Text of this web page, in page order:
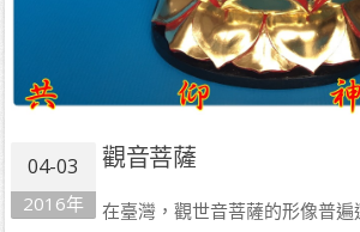
04-03
2016年
觀音菩薩
在臺灣，觀世音菩薩的形像普